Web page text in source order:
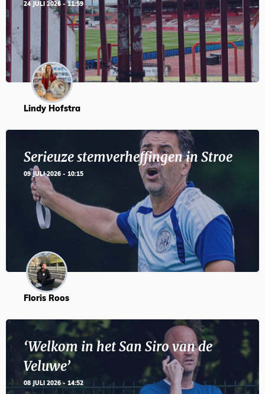
24 JULI 2026 - 11:59
Lindy Hofstra
Serieuze stemverheffingen in Stroe
09 JULI 2026 - 10:15
Floris Roos
‘Welkom in het San Siro van de
Veluwe’
08 JULI 2026 - 14:52